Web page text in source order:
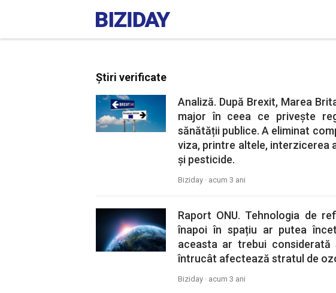
Știri verificate
Analiză. După Brexit, Marea
major în ceea ce privește
sănătății publice. A eliminat
viza, printre altele, interzicerea
și pesticide.
Biziday · acum 3 ani
Raport ONU. Tehnologia de
înapoi în spațiu ar putea
aceasta ar trebui
întrucât afectează stratul de
Biziday · acum 3 ani